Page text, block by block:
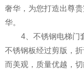
奢华，为您打造出尊
华。
4、不锈钢电梯门
不锈钢板经过剪版，
而美观，质量优越，